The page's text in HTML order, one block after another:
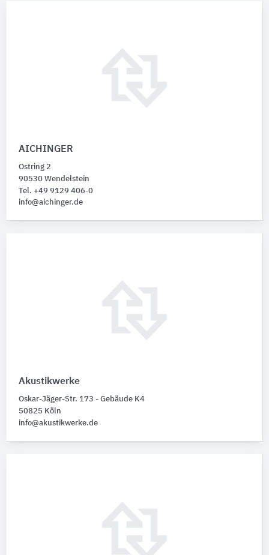
AICHINGER
Ostring 2
90530 Wendelstein
Tel. +49 9129 406-0
info@aichinger.de
Akustikwerke
Oskar-Jäger-Str. 173 - Gebäude K4
50825 Köln
info@akustikwerke.de